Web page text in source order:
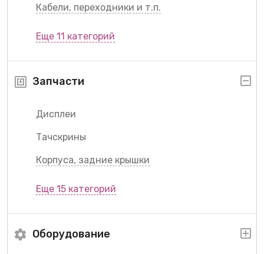
Кабели, переходники и т.п.
Еще 11 категорий
Запчасти
Дисплеи
Тачскрины
Корпуса, задние крышки
Еще 15 категорий
Оборудование